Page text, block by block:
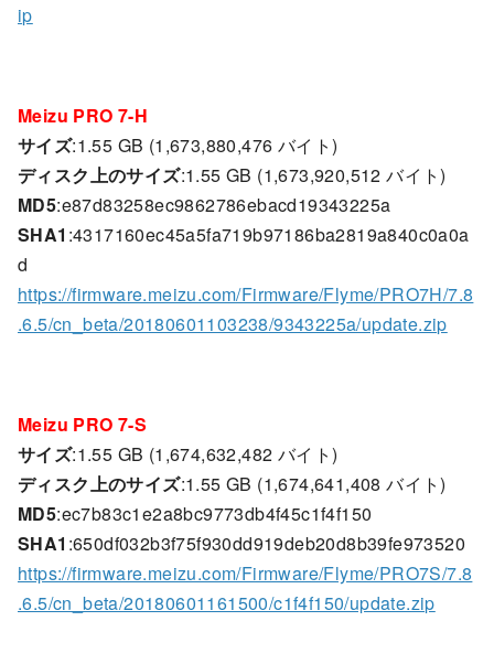
ip
Meizu PRO 7-H
サイズ:1.55 GB (1,673,880,476 バイト)
ディスク上のサイズ:1.55 GB (1,673,920,512 バイト)
MD5:e87d83258ec9862786ebacd19343225a
SHA1 :4317160ec45a5fa719b97186ba2819a840c0a0a
d
https://firmware.meizu.com/Firmware/Flyme/PRO7H/7.8
.6.5/cn_beta/20180601103238/9343225a/update.zip
Meizu PRO 7-S
サイズ:1.55 GB (1,674,632,482 バイト)
ディスク上のサイズ:1.55 GB (1,674,641,408 バイト)
MD5:ec7b83c1e2a8bc9773db4f45c1f4f150
SHA1 :650df032b3f75f930dd919deb20d8b39fe973520
https://firmware.meizu.com/Firmware/Flyme/PRO7S/7.8
.6.5/cn_beta/20180601161500/c1f4f150/update.zip